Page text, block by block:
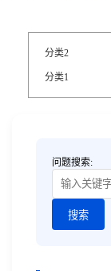
分类2
分类1
问题搜索: